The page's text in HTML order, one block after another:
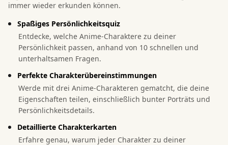
immer wieder erkunden können.
Spaßiges Persönlichkeitsquiz
Entdecke, welche Anime-Charaktere zu deiner
Persönlichkeit passen, anhand von 10 schnellen und
unterhaltsamen Fragen.
Perfekte Charakterübereinstimmungen
Werde mit drei Anime-Charakteren gematcht, die deine
Eigenschaften teilen, einschließlich bunter Porträts und
Persönlichkeitsdetails.
Detaillierte Charakterkarten
Erfahre genau, warum jeder Charakter zu deiner